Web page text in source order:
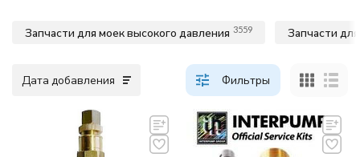
Запчасти для моек высокого давления 3559 Запчасти
Дата добавления Фильтры